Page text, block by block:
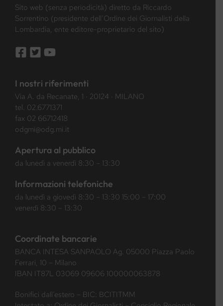
Sito web (senza periodicità) diretto da Riccardo
Sorrentino (presidente dell’Ordine dei Giornalisti della
Lombardia, ente editore-proprietario del sito)
I nostri riferimenti
Via A. da Recanate, 1 · 20124 · MILANO
tel. 02.6771371
fax 02 66712418
odgmi@odg.mi.it
Apertura al pubblico
da lunedì a venerdì 8:30 – 13:30
Informazioni telefoniche
da lunedì a giovedì 8:30 – 13:30 15:00 – 17:00
venerdì 8:30 – 13:30
Coordinate bancarie
BANCA INTESA SANPAOLO Ag. 05000 Piazza Paolo
Ferrari, 10 – Milano
IBAN IT87L 03069 09606 100000063878
Bonifici dall’estero – BIC: BCITITMM